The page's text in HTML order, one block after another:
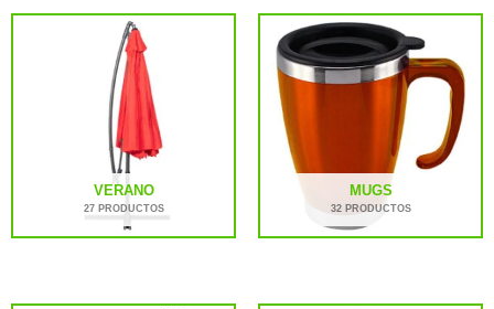
VERANO
27 PRODUCTOS
MUGS
32 PRODUCTOS